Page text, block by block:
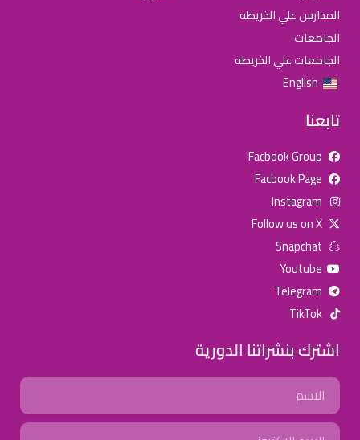
المدارس علي الخريطه
الجامعات
الجامعات علي الخريطه
English
تابعنا
Facbook Group
Facbook Page
Instagram
Follow us on X
Snapchat
Youtube
Telegram
TikTok
اشترك بنشراتنا الدورية
Name
Email
للإعلان على منصة سكولي وجروب مدارس عالمية وأهلية يشرفنا
جروب فيسبوك
تويتر (X) سناب شات يوتيوب